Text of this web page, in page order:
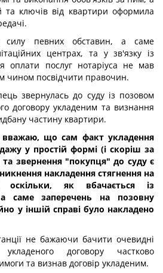
та ключів від квартири оформила
силу певних обставин, а саме
центрах, та у зв'язку із
оплати послуг нотаріуса не мав
чином посвідчити правочин.
звернулась до суду із позовом
договору укладеним та визнання
частину квартири.
що сам факт укладення
у простій формі (і скоріш за
звернення "покупця" до суду є
накладення стягнення на
як вбачається із
а саме заперечень на позовну
у іншій справі було накладено
не бажаючи бачити очевидні
укладеного договору частково
та визнав договір укладеним.